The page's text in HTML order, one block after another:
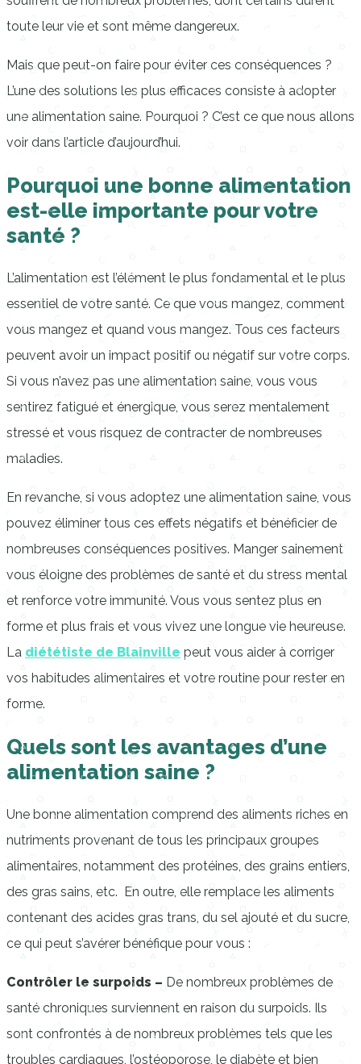
toute leur vie et sont même dangereux.
Mais que peut-on faire pour éviter ces conséquences ?
L’une des solutions les plus efficaces consiste à adopter
une alimentation saine. Pourquoi ? C’est ce que nous allons
voir dans l’article d’aujourd’hui.
Pourquoi une bonne alimentation
est-elle importante pour votre
santé ?
L’alimentation est l’élément le plus fondamental et le plus
essentiel de votre santé. Ce que vous mangez, comment
vous mangez et quand vous mangez. Tous ces facteurs
peuvent avoir un impact positif ou négatif sur votre corps.
Si vous n’avez pas une alimentation saine, vous vous
sentirez fatigué et énergique, vous serez mentalement
stressé et vous risquez de contracter de nombreuses
maladies.
En revanche, si vous adoptez une alimentation saine, vous
pouvez éliminer tous ces effets négatifs et bénéficier de
nombreuses conséquences positives. Manger sainement
vous éloigne des problèmes de santé et du stress mental
et renforce votre immunité. Vous vous sentez plus en
forme et plus frais et vous vivez une longue vie heureuse.
La diététiste de Blainville peut vous aider à corriger
vos habitudes alimentaires et votre routine pour rester en
forme.
Quels sont les avantages d’une
alimentation saine ?
Une bonne alimentation comprend des aliments riches en
nutriments provenant de tous les principaux groupes
alimentaires, notamment des protéines, des grains entiers,
des gras sains, etc. En outre, elle remplace les aliments
contenant des acides gras trans, du sel ajouté et du sucre,
ce qui peut s’avérer bénéfique pour vous :
Contrôler le surpoids – De nombreux problèmes de
santé chroniques surviennent en raison du surpoids. Ils
sont confrontés à de nombreux problèmes tels que les
troubles cardiaques, l’ostéoporose, le diabète et bien